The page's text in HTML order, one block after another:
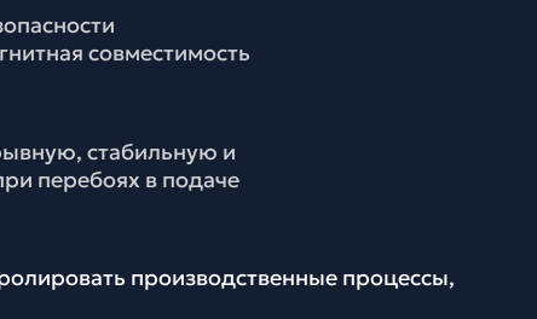
совместимость
стабильную и
перебоях в подаче
производственные процессы,